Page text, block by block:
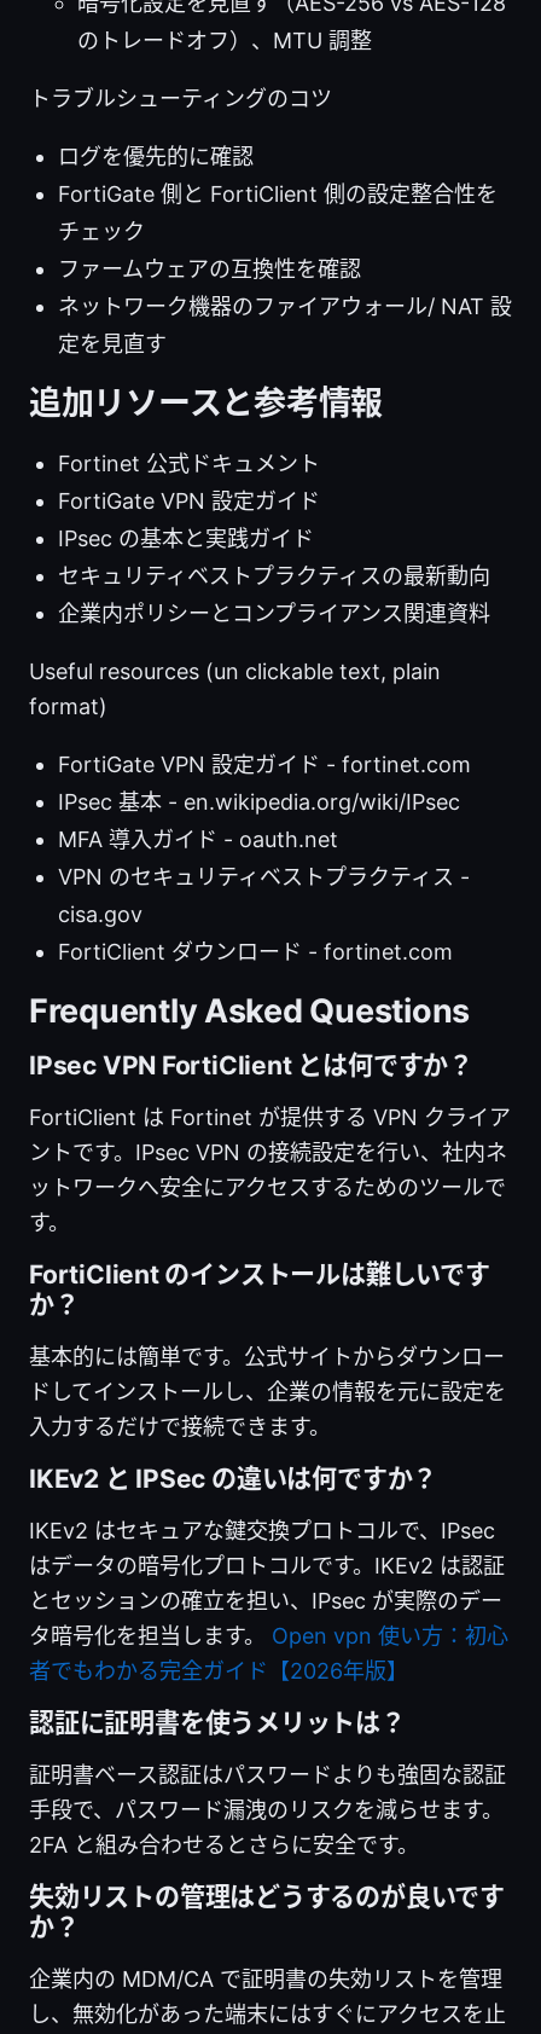
のトレードオフ）、MTU 調整
トラブルシューティングのコツ
ログを優先的に確認
FortiGate 側と FortiClient 側の設定整合性を
チェック
ファームウェアの互換性を確認
ネットワーク機器のファイアウォール/ NAT 設
定を見直す
追加リソースと参考情報
Fortinet 公式ドキュメント
FortiGate VPN 設定ガイド
IPsec の基本と実践ガイド
セキュリティベストプラクティスの最新動向
企業内ポリシーとコンプライアンス関連資料
Useful resources (un clickable text, plain
format)
FortiGate VPN 設定ガイド - fortinet.com
IPsec 基本 - en.wikipedia.org/wiki/IPsec
MFA 導入ガイド - oauth.net
VPN のセキュリティベストプラクティス -
cisa.gov
FortiClient ダウンロード - fortinet.com
Frequently Asked Questions
IPsec VPN FortiClient とは何ですか？
FortiClient は Fortinet が提供する VPN クライア
ントです。IPsec VPN の接続設定を行い、社内ネ
ットワークへ安全にアクセスするためのツールで
す。
FortiClient のインストールは難しいです
か？
基本的には簡単です。公式サイトからダウンロー
ドしてインストールし、企業の情報を元に設定を
入力するだけで接続できます。
IKEv2 と IPSec の違いは何ですか？
IKEv2 はセキュアな鍵交換プロトコルで、IPsec
はデータの暗号化プロトコルです。IKEv2 は認証
とセッションの確立を担い、IPsec が実際のデー
タ暗号化を担当します。 Open vpn 使い方：初心
者でもわかる完全ガイド【2026年版】
認証に証明書を使うメリットは？
証明書ベース認証はパスワードよりも強固な認証
手段で、パスワード漏洩のリスクを減らせます。
2FA と組み合わせるとさらに安全です。
失効リストの管理はどうするのが良いです
か？
企業内の MDM/CA で証明書の失効リストを管理
し、無効化があった端末にはすぐにアクセスを止